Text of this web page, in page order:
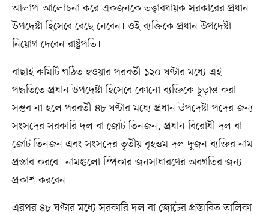
আলাপ-আলোচনা করে একজনকে তত্ত্বাবধায়ক সরকারের প্রধান
উপদেষ্টা হিসেবে বেছে নেবেন। ওই ব্যক্তিকে প্রধান উপদেষ্টা
নিয়োগ দেবেন রাষ্ট্রপতি।
বাছাই কমিটি গঠিত হওয়ার পরবর্তী ১২০ ঘণ্টার মধ্যে এই
পদ্ধতিতে প্রধান উপদেষ্টা হিসেবে কোনো ব্যক্তিকে চূড়ান্ত করা
সম্ভব না হলে পরবর্তী ৪৮ ঘণ্টার মধ্যে প্রধান উপদেষ্টা পদের জন্য
সংসদের সরকারি দল বা জোট তিনজন, প্রধান বিরোধী দল বা
জোট তিনজন এবং সংসদের তৃতীয় বৃহত্তম দল দুজন ব্যক্তির নাম
প্রস্তাব করবে। নামগুলো স্পিকার জনসাধারণের অবগতির জন্য
প্রকাশ করবেন।
এরপর ৪৮ ঘণ্টার মধ্যে সরকারি দল বা জোটের প্রস্তাবিত তালিকা